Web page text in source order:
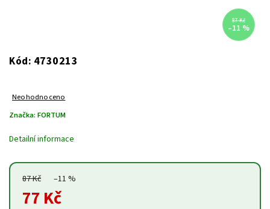
87 Kč
–11 %
Kód: 4730213
Neohodnoceno
Značka: FORTUM
87 Kč –11 %
77 Kč
Detailní informace